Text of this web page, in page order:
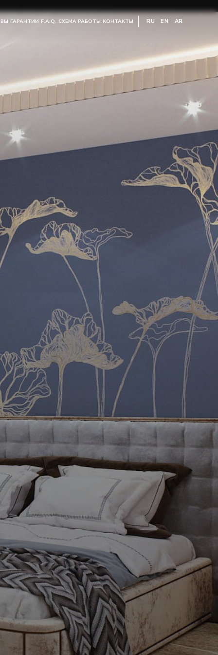
ГАРАНТИИ F.A.Q. СХЕМА РАБОТЫ КОНТАКТЫ RU EN AR